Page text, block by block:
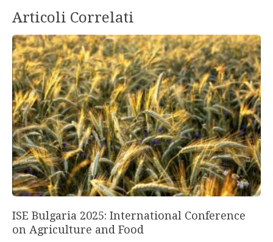
Articoli Correlati
ISE Bulgaria 2025: International Conference
on Agriculture and Food